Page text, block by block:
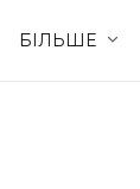
БІЛЬШЕ